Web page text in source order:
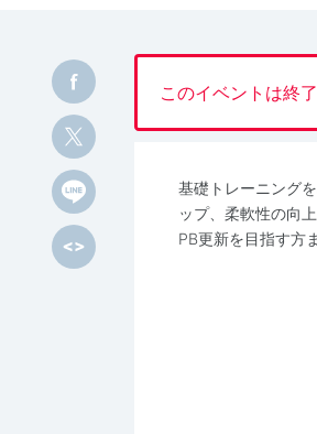
このイベントは終
基礎トレーニング
ップ、柔軟性の向
PB更新を目指す方